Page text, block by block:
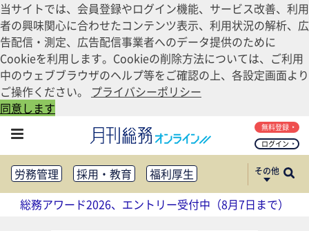
当サイトでは、会員登録やログイン機能、サービス改善、利用
者の興味関心に合わせたコンテンツ表示、利用状況の解析、広
告配信・測定、広告配信事業者へのデータ提供のために
Cookieを利用します。Cookieの削除方法については、ご利用
中のウェブブラウザのヘルプ等をご確認の上、各設定画面より
ご操作ください。 プライバシーポリシー
同意します
ログイン
無料登録
労務管理 採用・教育
福利厚生
健康経営
働き方改革
法務・コンプライアンス
その他
総務アワード2026、エントリー受付中（8月7日まで）